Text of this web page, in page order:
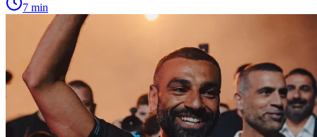
7 min